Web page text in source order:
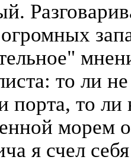
то ли
порта, то
морем
я счел